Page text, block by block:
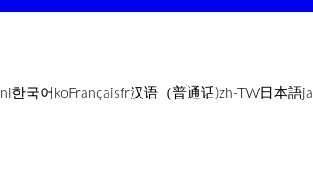
nl한국어koFrançaisfr汉语（普通话)zh-TW日本語ja